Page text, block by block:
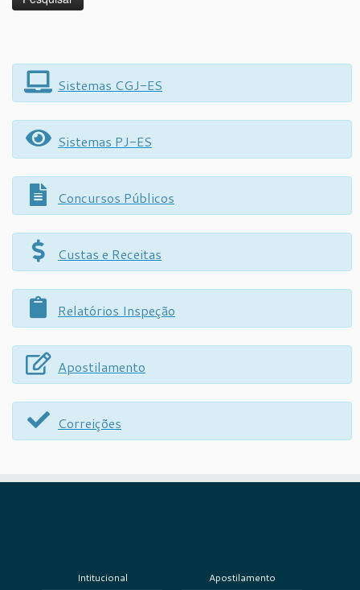
Sistemas CGJ-ES
Sistemas PJ-ES
Concursos Públicos
Custas e Receitas
Relatórios Inspeção
Apostilamento
Correições
Intitucional Apostilamento